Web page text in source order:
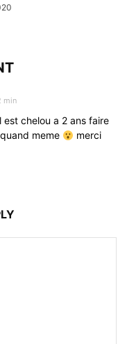
min
chelou a 2 ans faire
meme
merci